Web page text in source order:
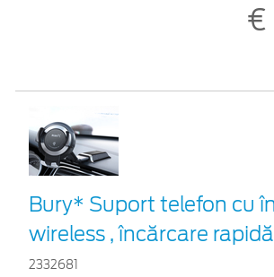
€
Bury* Suport telefon cu
wireless , încărcare rapidă
2332681